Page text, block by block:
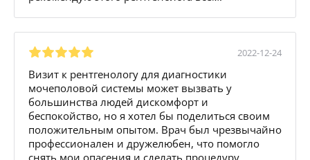
2022-12-24
Визит к рентгенологу для диагностики
мочеполовой системы может вызвать у
большинства людей дискомфорт и
беспокойство, но я хотел бы поделиться своим
положительным опытом. Врач был чрезвычайно
профессионален и дружелюбен, что помогло
снять мои опасения и сделать процедуру